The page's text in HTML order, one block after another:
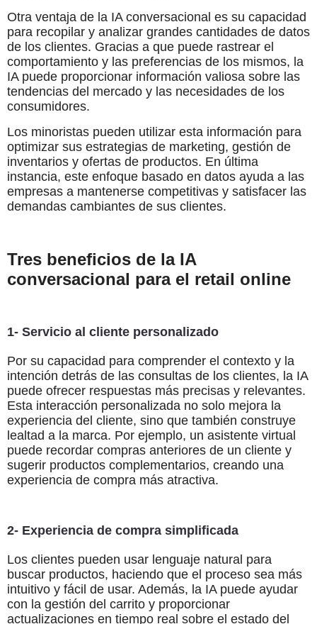
Otra ventaja de la IA conversacional es su capacidad
para recopilar y analizar grandes cantidades de datos
de los clientes. Gracias a que puede rastrear el
comportamiento y las preferencias de los mismos, la
IA puede proporcionar información valiosa sobre las
tendencias del mercado y las necesidades de los
consumidores.
Los minoristas pueden utilizar esta información para
optimizar sus estrategias de marketing, gestión de
inventarios y ofertas de productos. En última
instancia, este enfoque basado en datos ayuda a las
empresas a mantenerse competitivas y satisfacer las
demandas cambiantes de sus clientes.
Tres beneficios de la IA
conversacional para el retail online
1- Servicio al cliente personalizado
Por su capacidad para comprender el contexto y la
intención detrás de las consultas de los clientes, la IA
puede ofrecer respuestas más precisas y relevantes.
Esta interacción personalizada no solo mejora la
experiencia del cliente, sino que también construye
lealtad a la marca. Por ejemplo, un asistente virtual
puede recordar compras anteriores de un cliente y
sugerir productos complementarios, creando una
experiencia de compra más atractiva.
2- Experiencia de compra simplificada
Los clientes pueden usar lenguaje natural para
buscar productos, haciendo que el proceso sea más
intuitivo y fácil de usar. Además, la IA puede ayudar
con la gestión del carrito y proporcionar
actualizaciones en tiempo real sobre el estado del